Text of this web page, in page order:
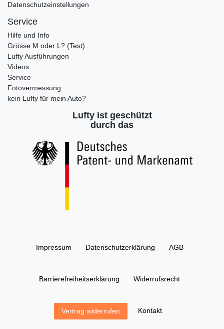
Datenschutzeinstellungen
Service
Hilfe und Info
Grösse M oder L? (Test)
Lufty Ausführungen
Videos
Service
Fotovermessung
kein Lufty für mein Auto?
Lufty ist geschützt
durch das
Impressum Daten­schutz­erklärung AGB
Barrierefreiheitserklärung Widerrufs­recht
Vertrag widerrufen Kontakt